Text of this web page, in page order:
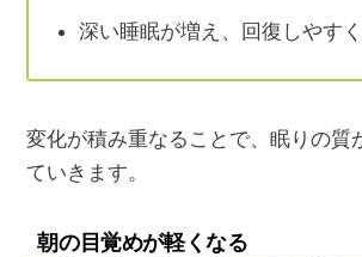
深い睡眠が増え、回復しやす
変化が積み重なることで、眠りの質
ていきます。
朝の目覚めが軽くなる